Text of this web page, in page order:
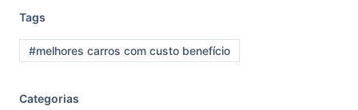
Tags
#melhores carros com custo benefício
Categorias